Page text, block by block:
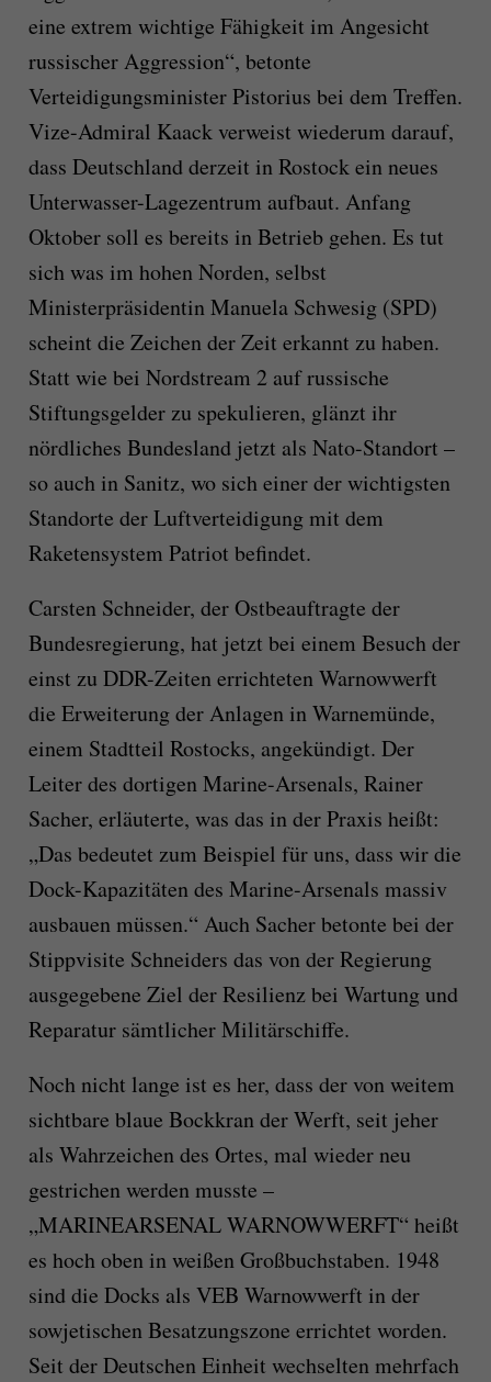
eine extrem wichtige Fähigkeit im Angesicht
russischer Aggression“, betonte
Verteidigungsminister Pistorius bei dem Treffen.
Vize-Admiral Kaack verweist wiederum darauf,
dass Deutschland derzeit in Rostock ein neues
Unterwasser-Lagezentrum aufbaut. Anfang
Oktober soll es bereits in Betrieb gehen. Es tut
sich was im hohen Norden, selbst
Ministerpräsidentin Manuela Schwesig (SPD)
scheint die Zeichen der Zeit erkannt zu haben.
Statt wie bei Nordstream 2 auf russische
Stiftungsgelder zu spekulieren, glänzt ihr
nördliches Bundesland jetzt als Nato-Standort –
so auch in Sanitz, wo sich einer der wichtigsten
Standorte der Luftverteidigung mit dem
Raketensystem Patriot befindet.
Carsten Schneider, der Ostbeauftragte der
Bundesregierung, hat jetzt bei einem Besuch der
einst zu DDR-Zeiten errichteten Warnowwerft
die Erweiterung der Anlagen in Warnemünde,
einem Stadtteil Rostocks, angekündigt. Der
Leiter des dortigen Marine-Arsenals, Rainer
Sacher, erläuterte, was das in der Praxis heißt:
„Das bedeutet zum Beispiel für uns, dass wir die
Dock-Kapazitäten des Marine-Arsenals massiv
ausbauen müssen.“ Auch Sacher betonte bei der
Stippvisite Schneiders das von der Regierung
ausgegebene Ziel der Resilienz bei Wartung und
Reparatur sämtlicher Militärschiffe.
Noch nicht lange ist es her, dass der von weitem
sichtbare blaue Bockkran der Werft, seit jeher
als Wahrzeichen des Ortes, mal wieder neu
gestrichen werden musste –
„MARINEARSENAL WARNOWWERFT“ heißt
es hoch oben in weißen Großbuchstaben. 1948
sind die Docks als VEB Warnowwerft in der
sowjetischen Besatzungszone errichtet worden.
Seit der Deutschen Einheit wechselten mehrfach